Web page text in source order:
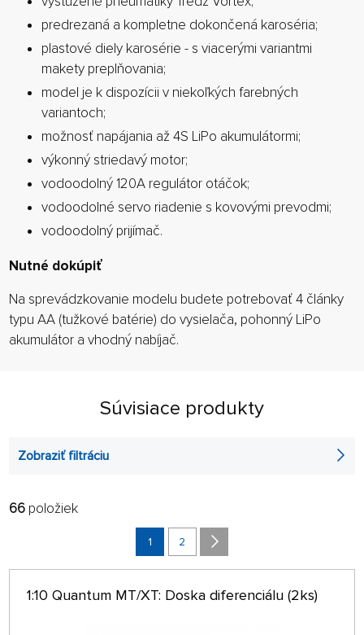
predrezaná a kompletne dokončená karoséria;
plastové diely karosérie - s viacerými variantmi
makety preplňovania;
model je k dispozícii v niekoľkých farebných
variantoch;
možnosť napájania až 4S LiPo akumulátormi;
výkonný striedavý motor;
vodoodolný 120A regulátor otáčok;
vodoodolné servo riadenie s kovovými prevodmi;
vodoodolný prijímač.
Nutné dokúpiť
Na sprevádzkovanie modelu budete potrebovať 4 články
typu AA (tužkové batérie) do vysielača, pohonný LiPo
akumulátor a vhodný nabíjač.
Súvisiace produkty
Zobraziť filtráciu
FILTROVAŤ:
ABECEDNE
64 NA STRÁNKE
66 položiek
1 2
1:10 Quantum MT/XT: Doska diferenciálu (2ks)